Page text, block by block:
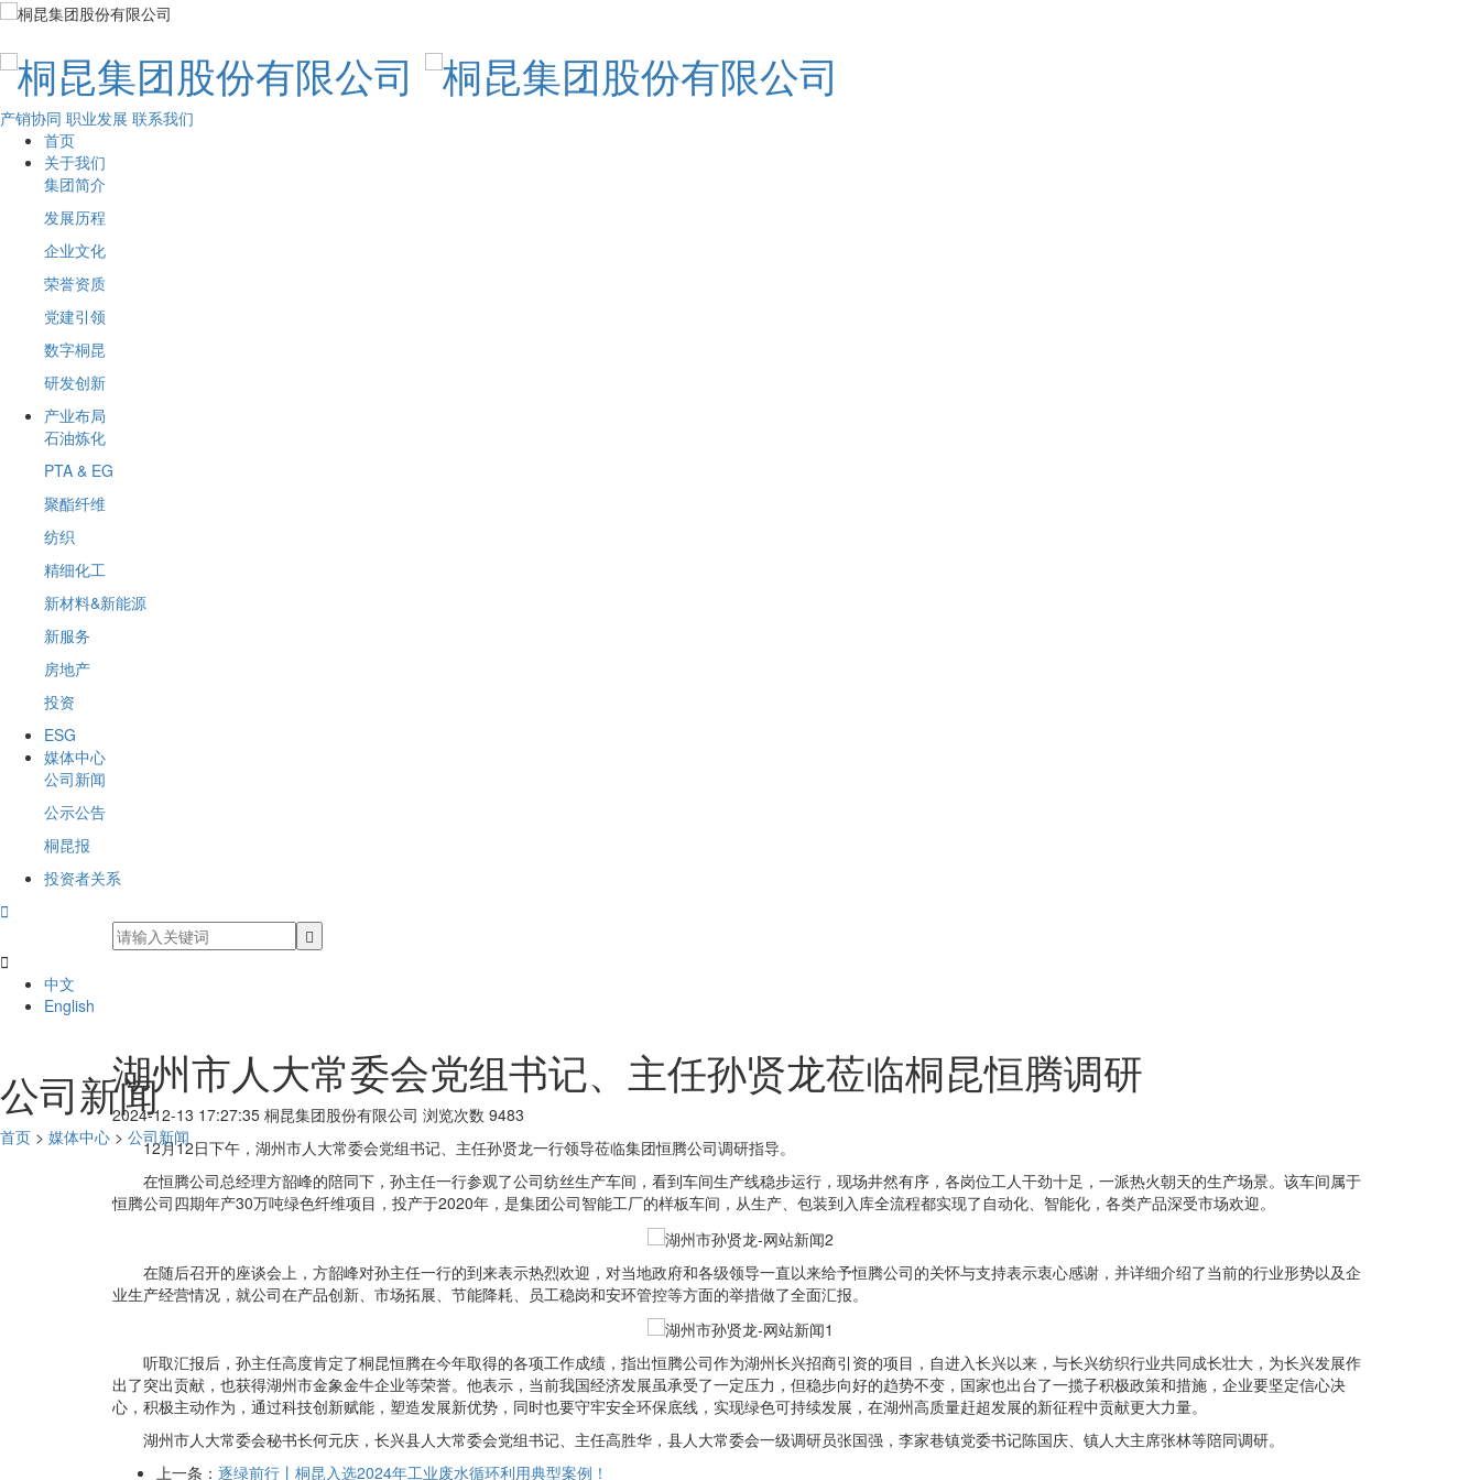
产销协同 职业发展 联系我们
首页
关于我们
集团简介
发展历程
企业文化
荣誉资质
党建引领
数字桐昆
研发创新
产业布局
石油炼化
PTA & EG
聚酯纤维
纺织
精细化工
新材料&新能源
新服务
房地产
投资
ESG
媒体中心
公司新闻
公示公告
桐昆报
投资者关系


中文
English
公司新闻
首页 > 媒体中心 > 公司新闻
湖州市人大常委会党组书记、主任孙贤龙莅临桐昆恒腾调研
2024-12-13 17:27:35 桐昆集团股份有限公司 浏览次数 9483
12月12日下午，湖州市人大常委会党组书记、主任孙贤龙一行领导莅临集团恒腾公司调研指导。
在恒腾公司总经理方韶峰的陪同下，孙主任一行参观了公司纺丝生产车间，看到车间生产线稳步运行，现场井然有序，各岗位工人干劲十足，一派热火朝天的生产场景。该车间属于
恒腾公司四期年产30万吨绿色纤维项目，投产于2020年，是集团公司智能工厂的样板车间，从生产、包装到入库全流程都实现了自动化、智能化，各类产品深受市场欢迎。
在随后召开的座谈会上，方韶峰对孙主任一行的到来表示热烈欢迎，对当地政府和各级领导一直以来给予恒腾公司的关怀与支持表示衷心感谢，并详细介绍了当前的行业形势以及企
业生产经营情况，就公司在产品创新、市场拓展、节能降耗、员工稳岗和安环管控等方面的举措做了全面汇报。
听取汇报后，孙主任高度肯定了桐昆恒腾在今年取得的各项工作成绩，指出恒腾公司作为湖州长兴招商引资的项目，自进入长兴以来，与长兴纺织行业共同成长壮大，为长兴发展作
出了突出贡献，也获得湖州市金象金牛企业等荣誉。他表示，当前我国经济发展虽承受了一定压力，但稳步向好的趋势不变，国家也出台了一揽子积极政策和措施，企业要坚定信心决
心，积极主动作为，通过科技创新赋能，塑造发展新优势，同时也要守牢安全环保底线，实现绿色可持续发展，在湖州高质量赶超发展的新征程中贡献更大力量。
湖州市人大常委会秘书长何元庆，长兴县人大常委会党组书记、主任高胜华，县人大常委会一级调研员张国强，李家巷镇党委书记陈国庆、镇人大主席张林等陪同调研。
上一条： 逐绿前行丨桐昆入选2024年工业废水循环利用典型案例！